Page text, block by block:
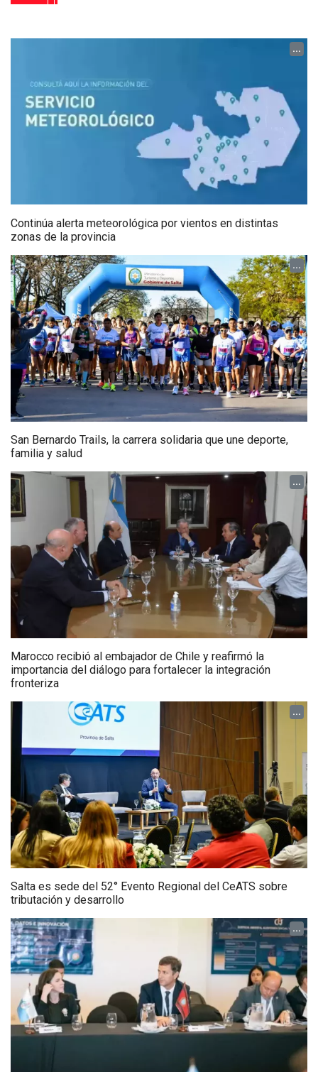
...
Continúa alerta meteorológica por vientos en distintas
zonas de la provincia
...
San Bernardo Trails, la carrera solidaria que une deporte,
familia y salud
...
Marocco recibió al embajador de Chile y reafirmó la
importancia del diálogo para fortalecer la integración
fronteriza
...
Salta es sede del 52° Evento Regional del CeATS sobre
tributación y desarrollo
...